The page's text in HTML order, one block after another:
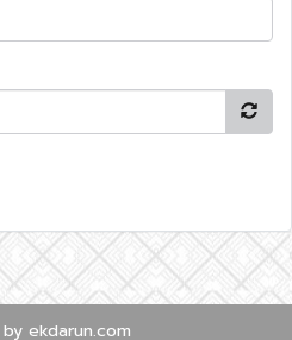
ekdarun.com